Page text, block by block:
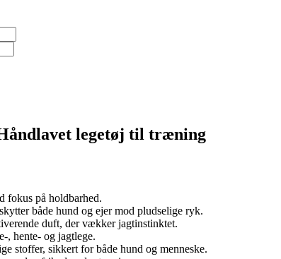
legetøj til træning
fokus på holdbarhed.
både hund og ejer mod pludselige ryk.
duft, der vækker jagtinstinktet.
, hente- og jagtlege.
stoffer, sikkert for både hund og menneske.